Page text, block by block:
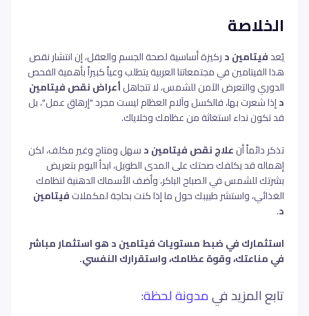
الخلاصة
يُعدفيتامين دركيزة أساسية لصحة الجسم والعقل، إن انتشار نقص
هذا الفيتامين في مجتمعاتنا العربية يتطلب وعياً كبيراً بأهمية الفحص
الدوري والتعرض الآمن للشمس، لا تتجاهلأعراض نقص فيتامين
دإذا شعرت بها، فالكسل وآلام العظام ليست مجرد "إرهاق عمل"، بل
قد تكون نداء استغاثة من عظامك وخلاياك.
تذكر دائماً أنعلاج نقص فيتامين دسهل ومتاح وغير مكلف، لكن
إهماله قد يكلفك صحتك على المدى الطويل، ابدأ اليوم بتعريض
بشرتك للشمس في الصباح الباكر، وأضف الأسماك الدهنية لنظامك
الغذائي، واستشر طبيبك حول ما إذا كنت بحاجة لمكملاتفيتامين
د.
استثمارك في ضبط مستوياتفيتامين دهو استثمار مباشر
في مناعتك، وقوة عظامك، واستقرارك النفسي.
تابع المزيد فيمدونة لحظة: